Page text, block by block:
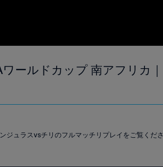
ールドカップ 南アフリカ｜
ジュラスvsチリのフルマッチリプレイをご覧くださ